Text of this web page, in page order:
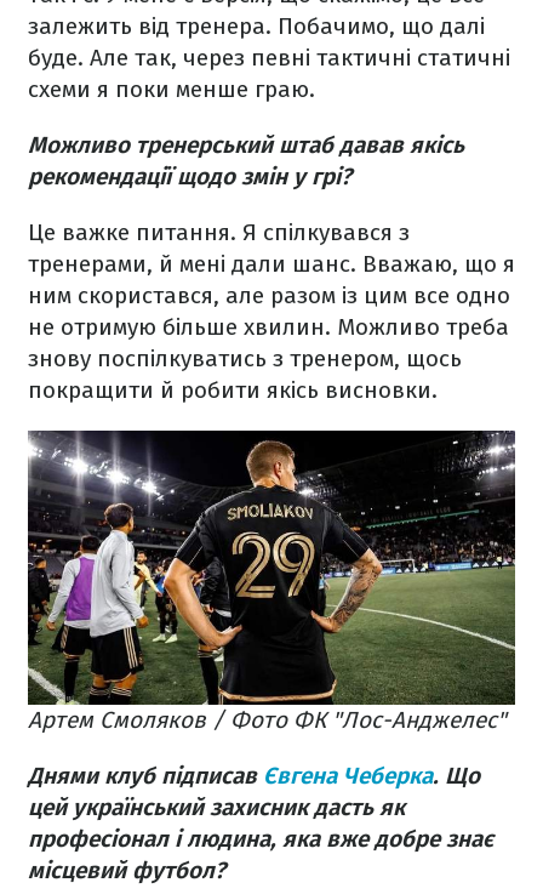
залежить від тренера. Побачимо, що далі
буде. Але так, через певні тактичні статичні
схеми я поки менше граю.
Можливо тренерський штаб давав якісь
рекомендації щодо змін у грі?
Це важке питання. Я спілкувався з
тренерами, й мені дали шанс. Вважаю, що я
ним скористався, але разом із цим все одно
не отримую більше хвилин. Можливо треба
знову поспілкуватись з тренером, щось
покращити й робити якісь висновки.
Артем Смоляков / Фото ФК "Лос-Анджелес"
Днями клуб підписав Євгена Чеберка. Що
цей український захисник дасть як
професіонал і людина, яка вже добре знає
місцевий футбол?